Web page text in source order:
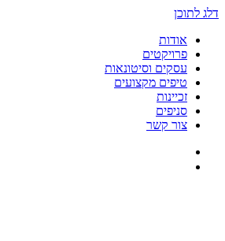
דלג לתוכן
אודות
פרויקטים
עסקים וסיטונאות
טיפים מקצועים
זכיינות
סניפים
צור קשר